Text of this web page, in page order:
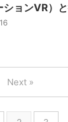
ションVR）
Next »